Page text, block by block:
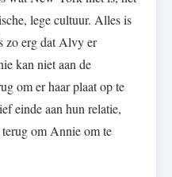
lege cultuur. Alles is
zo erg dat Alvy er
kan niet aan de
om er haar plaat op te
einde aan hun relatie,
om Annie om te